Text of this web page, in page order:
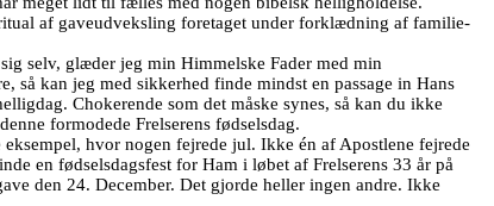
af gaveudveksling foretaget under forklædning af familie-
selv, glæder jeg min Himmelske Fader med min
så kan jeg med sikkerhed finde mindst en passage in Hans
Chokerende som det måske synes, så kan du ikke
formodede Frelserens fødselsdag.
hvor nogen fejrede jul. Ikke én af Apostlene fejrede
en fødselsdagsfest for Ham i løbet af Frelserens 33 år på
den 24. December. Det gjorde heller ingen andre. Ikke